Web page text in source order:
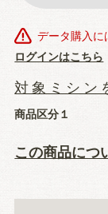
データ購入に
ログインはこちら
商品区分１
この商品につ
対象ミシン